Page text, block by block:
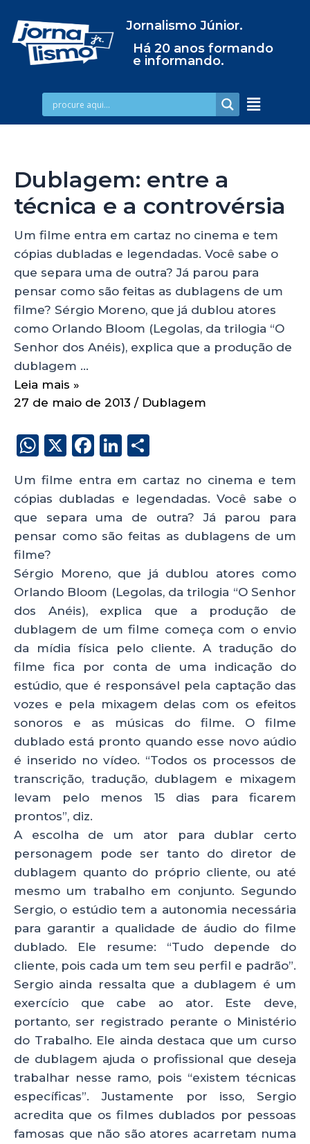
Jornalismo Júnior.
Há 20 anos formando
e informando.
Dublagem: entre a
técnica e a controvérsia
Um filme entra em cartaz no cinema e tem
cópias dubladas e legendadas. Você sabe o
que separa uma de outra? Já parou para
pensar como são feitas as dublagens de um
filme? Sérgio Moreno, que já dublou atores
como Orlando Bloom (Legolas, da trilogia “O
Senhor dos Anéis), explica que a produção de
dublagem …
Leia mais »
27 de maio de 2013 / Dublagem
W
a
ts
A
p
p
X
F
c
e
b
o
k
Li
k
e
dI
a
re
Um filme entra em cartaz no cinema e tem
cópias dubladas e legendadas. Você sabe o
que separa uma de outra? Já parou para
pensar como são feitas as dublagens de um
filme?
Sérgio Moreno, que já dublou atores como
Orlando Bloom (Legolas, da trilogia “O Senhor
dos Anéis), explica que a produção de
dublagem de um filme começa com o envio
da mídia física pelo cliente. A tradução do
filme fica por conta de uma indicação do
estúdio, que é responsável pela captação das
vozes e pela mixagem delas com os efeitos
sonoros e as músicas do filme. O filme
dublado está pronto quando esse novo aúdio
é inserido no vídeo. “Todos os processos de
transcrição, tradução, dublagem e mixagem
levam pelo menos 15 dias para ficarem
prontos”, diz.
A escolha de um ator para dublar certo
personagem pode ser tanto do diretor de
dublagem quanto do próprio cliente, ou até
mesmo um trabalho em conjunto. Segundo
Sergio, o estúdio tem a autonomia necessária
para garantir a qualidade de áudio do filme
dublado. Ele resume: “Tudo depende do
cliente, pois cada um tem seu perfil e padrão”.
Sergio ainda ressalta que a dublagem é um
exercício que cabe ao ator. Este deve,
portanto, ser registrado perante o Ministério
do Trabalho. Ele ainda destaca que um curso
de dublagem ajuda o profissional que deseja
trabalhar nesse ramo, pois “existem técnicas
específicas”. Justamente por isso, Sergio
acredita que os filmes dublados por pessoas
famosas que não são atores acarretam numa